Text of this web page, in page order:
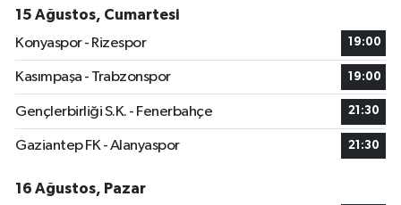
15 Ağustos, Cumartesi
Konyaspor - Rizespor
19:00
Kasımpaşa - Trabzonspor 19:00
Gençlerbirliği S.K. - Fenerbahçe 21:30
Gaziantep FK - Alanyaspor 21:30
16 Ağustos, Pazar